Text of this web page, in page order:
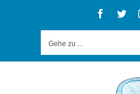
Gehe zu ...